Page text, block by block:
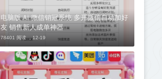
电脑版 Ai 微信销冠系统 多开微信自动加好
友 销售新人成单神器
78401 阅读 ，12-19